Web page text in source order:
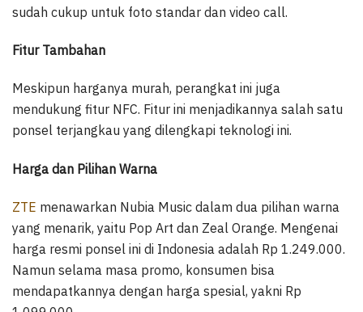
sudah cukup untuk foto standar dan video call.
Fitur Tambahan
Meskipun harganya murah, perangkat ini juga
mendukung fitur NFC. Fitur ini menjadikannya salah satu
ponsel terjangkau yang dilengkapi teknologi ini.
Harga dan Pilihan Warna
ZTE menawarkan Nubia Music dalam dua pilihan warna
yang menarik, yaitu Pop Art dan Zeal Orange. Mengenai
harga resmi ponsel ini di Indonesia adalah Rp 1.249.000.
Namun selama masa promo, konsumen bisa
mendapatkannya dengan harga spesial, yakni Rp